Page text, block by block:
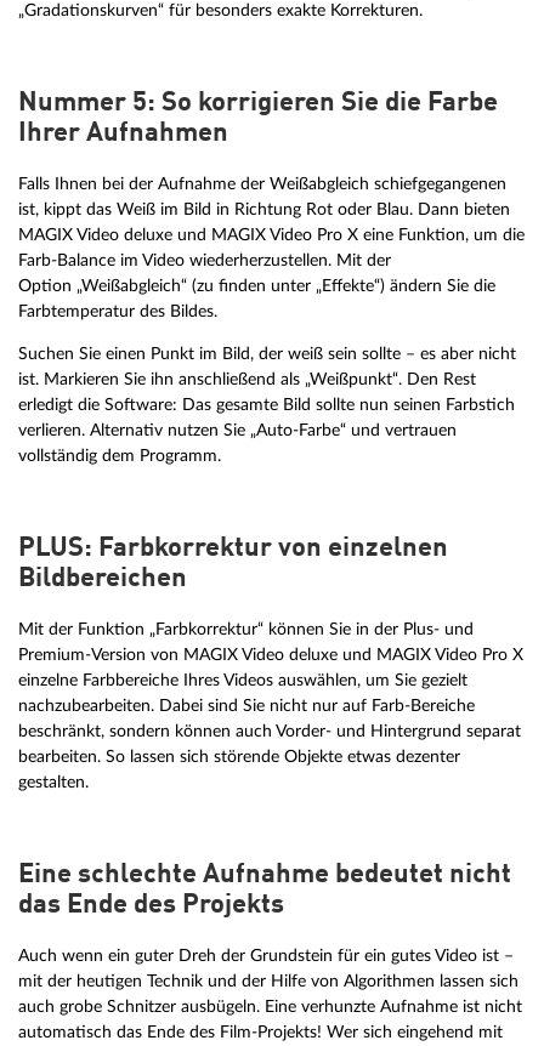
„Gradationskurven“ für besonders exakte Korrekturen.
Nummer 5: So korrigieren Sie die Farbe
Ihrer Aufnahmen
Falls Ihnen bei der Aufnahme der Weißabgleich schiefgegangenen
ist, kippt das Weiß im Bild in Richtung Rot oder Blau. Dann bieten
MAGIX Video deluxe und MAGIX Video Pro X eine Funktion, um die
Farb-Balance im Video wiederherzustellen. Mit der
Option „Weißabgleich“ (zu finden unter „Effekte“) ändern Sie die
Farbtemperatur des Bildes.
Suchen Sie einen Punkt im Bild, der weiß sein sollte – es aber nicht
ist. Markieren Sie ihn anschließend als „Weißpunkt“. Den Rest
erledigt die Software: Das gesamte Bild sollte nun seinen Farbstich
verlieren. Alternativ nutzen Sie „Auto-Farbe“ und vertrauen
vollständig dem Programm.
PLUS: Farbkorrektur von einzelnen
Bildbereichen
Mit der Funktion „Farbkorrektur“ können Sie in der Plus- und
Premium-Version von MAGIX Video deluxe und MAGIX Video Pro X
einzelne Farbbereiche Ihres Videos auswählen, um Sie gezielt
nachzubearbeiten. Dabei sind Sie nicht nur auf Farb-Bereiche
beschränkt, sondern können auch Vorder- und Hintergrund separat
bearbeiten. So lassen sich störende Objekte etwas dezenter
gestalten.
Eine schlechte Aufnahme bedeutet nicht
das Ende des Projekts
Auch wenn ein guter Dreh der Grundstein für ein gutes Video ist –
mit der heutigen Technik und der Hilfe von Algorithmen lassen sich
auch grobe Schnitzer ausbügeln. Eine verhunzte Aufnahme ist nicht
automatisch das Ende des Film-Projekts! Wer sich eingehend mit